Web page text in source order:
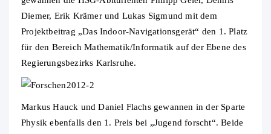
Diemer, Erik Krämer und Lukas Sigmund mit dem
Projektbeitrag „Das Indoor-Navigationsgerät“ den 1. Platz
für den Bereich Mathematik/Informatik auf der Ebene des
Regierungsbezirks Karlsruhe.
Markus Hauck und Daniel Flachs gewannen in der Sparte
Physik ebenfalls den 1. Preis bei „Jugend forscht“. Beide